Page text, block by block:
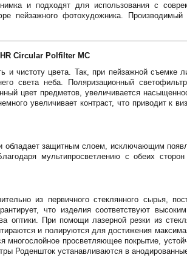
и подходят для использования с
пейзажного фотохудожника. Производимый
Circular Polfilter MC
и чистоту цвета. Так, при пейзажной съемке
света неба. Поляризационный
цвет предметов, увеличивается
увеличивает контраст, что приводит к
обладает защитным слоем, исключающим
мультипросветлению с обеих
из первичного стеклянного сырья,
что изделия соответствуют
оптики. При помощи лазерной резки из
и полируются для достижения
просветляющее покрытие,
Роденшток устанавливаются в